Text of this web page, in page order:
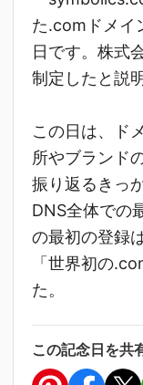
た.comドメイ
日です。株式
制定したと説
この日は、ド
所やブランド
振り返るきっ
DNS全体での
の最初の登録
「世界初の
た。
この記念日を共